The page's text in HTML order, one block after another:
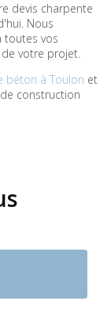
devis charpente
Nous
toutes vos
votre projet.
béton à Toulon et
construction